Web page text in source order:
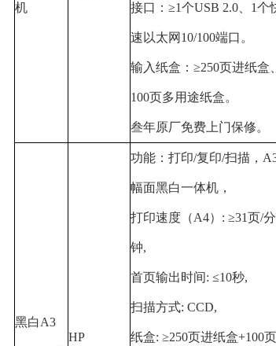
机 接口： ≥1个USB 2.0 1个
速以太网 10/100端口。
输入纸盒： ≥250页进纸盒、
100页多用途纸盒。
叁年原厂免费上门保修。
黑白A3
HP
功能：打印/复印/扫描，
幅面黑白一体机，
打印速度（A4） : ≥31页/分
钟,
首页输出时间: ≤10秒,
扫描方式: CCD,
纸盒: ≥250页进纸盒+100页